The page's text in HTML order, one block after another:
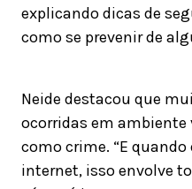
explicando dicas de
como se prevenir de
Neide destacou que
ocorridas em
como crime. “E
internet, isso envolve